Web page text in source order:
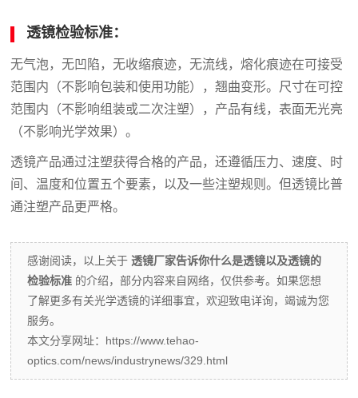
透镜检验标准：
无气泡，无凹陷，无收缩痕迹，无流线，熔化痕迹在可接受
范围内（不影响包装和使用功能），翘曲变形。尺寸在可控
范围内（不影响组装或二次注塑），产品有线，表面无光亮
（不影响光学效果）。
透镜产品通过注塑获得合格的产品，还遵循压力、速度、时
间、温度和位置五个要素，以及一些注塑规则。但透镜比普
通注塑产品更严格。
感谢阅读，以上关于透镜厂家告诉你什么是透镜以及透镜的
检验标准 的介绍，部分内容来自网络，仅供参考。如果您想
了解更多有关光学透镜的详细事宜，欢迎致电详询，竭诚为您
服务。
本文分享网址：https://www.tehao-
optics.com/news/industrynews/329.html